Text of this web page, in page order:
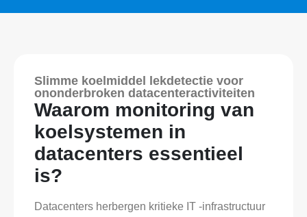
Slimme koelmiddel lekdetectie voor
ononderbroken datacenteractiviteiten
Waarom monitoring van
koelsystemen in
datacenters essentieel
is?
Datacenters herbergen kritieke IT -infrastructuur